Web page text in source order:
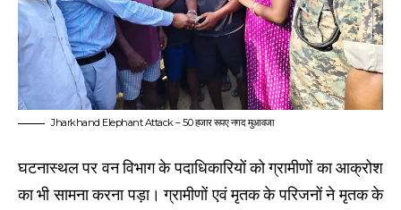
Jharkhand Elephant Attack – 50 हजार रूपए नगद मुआवजा
घटनास्थल पर वन विभाग के पदाधिकारियों को ग्रामीणों का आक्रोश
का भी सामना करना पड़ा। ग्रामीणों एवं मृतक के परिजनों ने मृतक के